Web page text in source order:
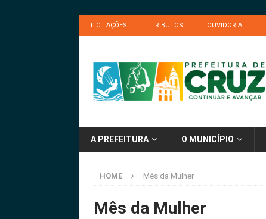
LICITAÇÕES TRIBUTOS OUVIDORIA
A PREFEITURA O MUNICÍPIO
HOME Mês da Mulher
Mês da Mulher